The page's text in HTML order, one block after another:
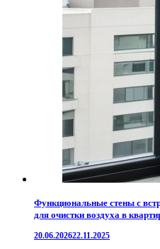
Функциональные стены с
для очистки воздуха в
20.06.202622.11.2025